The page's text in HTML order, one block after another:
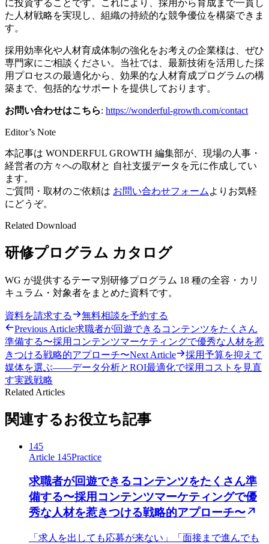
に投資することです。これにより、採用から育成まで一貫し
た人材戦略を実現し、組織の持続的な競争優位を構築できま
す。
採用効率化や人材育成体制の強化をお考えの企業様は、ぜひ
専門家にご相談ください。当社では、最新技術を活用した採
用プロセスの最適化から、効果的な人材育成プログラムの構
築まで、包括的なサポートを提供しております。
お問い合わせはこちら: https://wonderful-growth.com/contact
Editor’s Note
本記事は WONDERFUL GROWTH 編集部が、現場の人事・
経営者の方々への取材と 自社支援データを元に作成してい
ます。
ご質問・取材のご依頼は お問い合わせフォーム よりお気軽
にどうぞ。
Related Download
研修プログラム カタログ
WG が提供するテーマ別研修プログラム 18 種の全容・カリ
キュラム・対象者をまとめた資料です。
資料を請求する
無料相談を予約する
Previous Article求職者が回遊できるコンテンツをたくさん
準備する〜採用コンテンツマーケティングで優秀な人材を惹
きつける戦略的アプローチ〜Next Article
採用予算を抑えて
媒体を選ぶ——データ分析とROI最適化で採用コストを見直
す実践戦略
Related Articles
関連するお役立ち記事
145
Article 145Practice
求職者が回遊できるコンテンツをたくさん準
備する〜採用コンテンツマーケティングで優
秀な人材を惹きつける戦略的アプローチ〜
「求人を出しても応募が来ない」「面接まで進んでも